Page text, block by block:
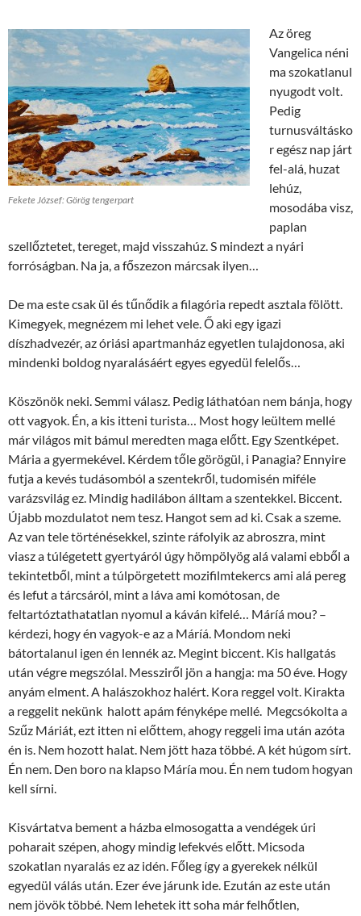
Fekete József: Görög tengerpart
Az öreg
Vangelica néni
ma szokatlanul
nyugodt volt.
Pedig
turnusváltásko
r egész nap járt
fel-alá, huzat
lehúz,
mosodába visz,
paplan
szellőztetet, tereget, majd visszahúz. S mindezt a nyári
forróságban. Na ja, a főszezon márcsak ilyen…
De ma este csak ül és tűnődik a filagória repedt asztala fölött.
Kimegyek, megnézem mi lehet vele. Ő aki egy igazi
díszhadvezér, az óriási apartmanház egyetlen tulajdonosa, aki
mindenki boldog nyaralásáért egyes egyedül felelős…
Köszönök neki. Semmi válasz. Pedig láthatóan nem bánja, hogy
ott vagyok. Én, a kis itteni turista… Most hogy leültem mellé
már világos mit bámul meredten maga előtt. Egy Szentképet.
Mária a gyermekével. Kérdem tőle görögül, i Panagia? Ennyire
futja a kevés tudásomból a szentekről, tudomisén miféle
varázsvilág ez. Mindig hadilábon álltam a szentekkel. Biccent.
Újabb mozdulatot nem tesz. Hangot sem ad ki. Csak a szeme.
Az van tele történésekkel, szinte ráfolyik az abroszra, mint
viasz a túlégetett gyertyáról úgy hömpölyög alá valami ebből a
tekintetből, mint a túlpörgetett mozifilmtekercs ami alá pereg
és lefut a tárcsáról, mint a láva ami komótosan, de
feltartóztathatatlan nyomul a káván kifelé… Máríá mou? –
kérdezi, hogy én vagyok-e az a Máríá. Mondom neki
bátortalanul igen én lennék az. Megint biccent. Kis hallgatás
után végre megszólal. Messziről jön a hangja: ma 50 éve. Hogy
anyám elment. A halászokhoz halért. Kora reggel volt. Kirakta
a reggelit nekünk halott apám fényképe mellé. Megcsókolta a
Szűz Máriát, ezt itten ni előttem, ahogy reggeli ima után azóta
én is. Nem hozott halat. Nem jött haza többé. A két húgom sírt.
Én nem. Den boro na klapso Máría mou. Én nem tudom hogyan
kell sírni.
Kisvártatva bement a házba elmosogatta a vendégek úri
poharait szépen, ahogy mindig lefekvés előtt. Micsoda
szokatlan nyaralás ez az idén. Főleg így a gyerekek nélkül
egyedül válás után. Ezer éve járunk ide. Ezután az este után
nem jövök többé. Nem lehetek itt soha már felhőtlen,